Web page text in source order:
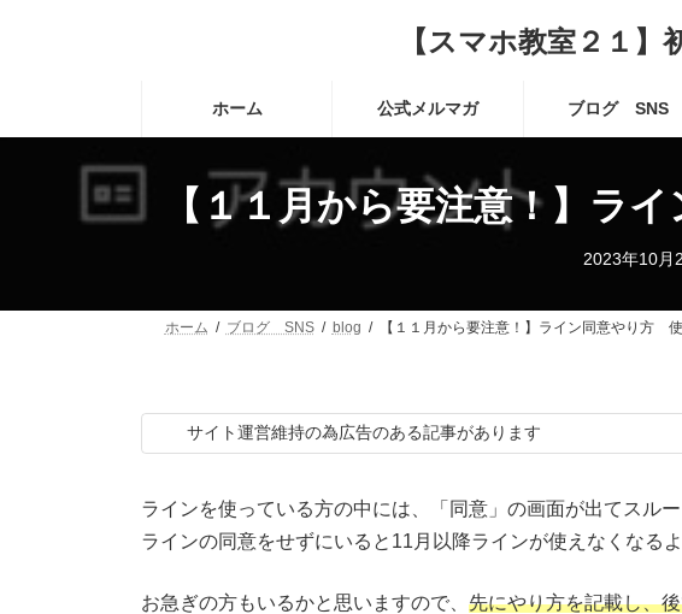
へ
ョ
【スマホ教室２１
ホーム 公式メルマガ ブログ SNS
【１１月から要注意！】ラ
2023年10月
ホーム ブログ SNS blog 【１１月から要注意！】ライン同意やり方
サイト運営維持の為広告のある記事があります
ラインを使っている方の中には、「同意」の画面が出てスル
ラインの同意をせずにいると11月以降ラインが使えなくなるよ
お急ぎの方もいるかと思いますので、 先にやり方を記載し、